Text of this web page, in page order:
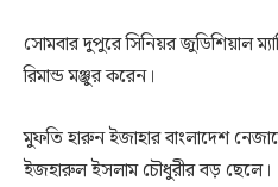
সোমবার দুপুরে সিনিয়র জুডিশিয়াল
রিমান্ড মঞ্জুর করেন।
মুফতি হারুন ইজাহার বাংলাদেশ
ইজহারুল ইসলাম চৌধুরীর বড় ছেলে।